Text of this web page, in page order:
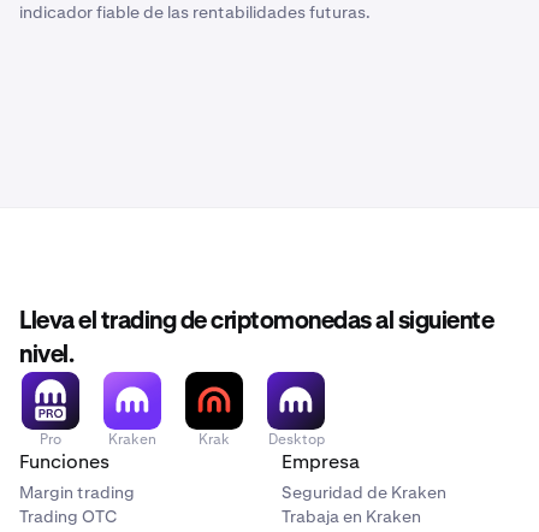
indicador fiable de las rentabilidades futuras.
Lleva el trading de criptomonedas al siguiente
nivel.
Pro Kraken Krak Desktop
Funciones
Margin trading
Trading OTC
Empresa
Seguridad de Kraken
Trabaja en Kraken